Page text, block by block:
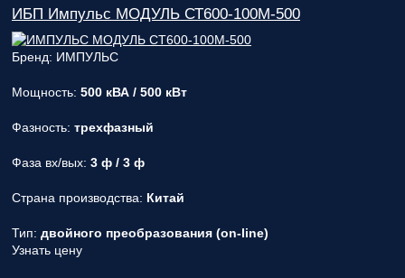
ИБП Импульс МОДУЛЬ СТ600-100M-500
Бренд: ИМПУЛЬС
Мощность: 500 кВА / 500 кВт
Фазность: трехфазный
Фаза вх/вых: 3 ф / 3 ф
Страна производства: Китай
Тип: двойного преобразования (on-line)
Узнать цену